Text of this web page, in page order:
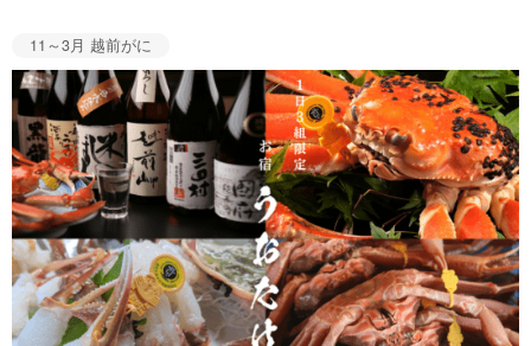
11～3月 越前がに